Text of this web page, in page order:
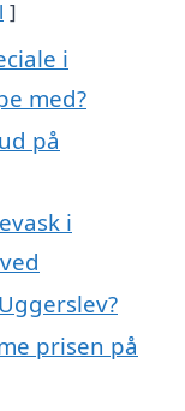
i
med?
på
i
prisen på